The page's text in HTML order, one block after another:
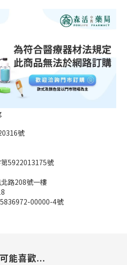
號
5922013175號
路208號一樓
00000-4號
能喜歡...